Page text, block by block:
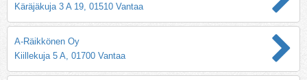
Käräjäkuja 3 A 19, 01510 Vantaa
A-Räikkönen Oy
Kiillekuja 5 A, 01700 Vantaa